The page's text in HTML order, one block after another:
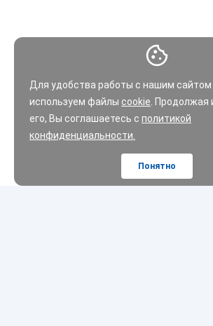
Для удобства работы с нашим
используем файлы cookie . Продолжая
его, Вы соглашаетесь с политикой
конфиденциальности.
Понятно